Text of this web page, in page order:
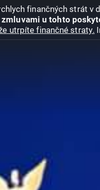
finančných strát v
u tohto
utrpíte finančné straty.